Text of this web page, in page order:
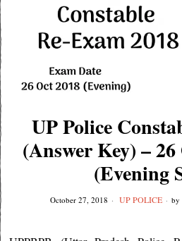
UP Police
(Answer Key) –
(Evening
October 27, 2018 UP POLICE by